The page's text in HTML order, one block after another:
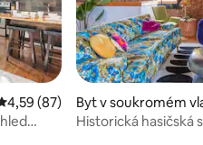
hodnocení 4,59 z 5,
4,59 (87)
Byt v soukromém
ve městě Kansas
Historická hasičská